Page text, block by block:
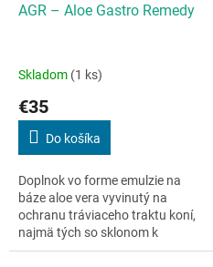
AGR – Aloe Gastro Remedy
Skladom (1 ks)
€35
Do košíka
Doplnok vo forme emulzie na
báze aloe vera vyvinutý na
ochranu tráviaceho traktu koní,
najmä tých so sklonom k
žalúdočným vredom, vredom